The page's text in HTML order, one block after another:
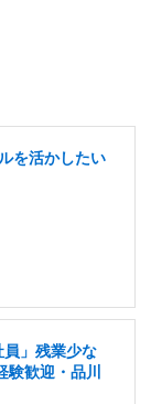
を活かしたい
」残業少な
験歓迎・品川